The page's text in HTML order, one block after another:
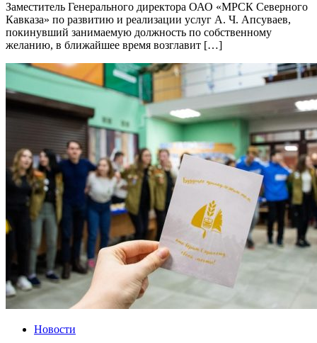
Заместитель Генерального директора ОАО «МРСК Северного
Кавказа» по развитию и реализации услуг А. Ч. Апсуваев,
покинувший занимаемую должность по собственному
желанию, в ближайшее время возглавит […]
Новости